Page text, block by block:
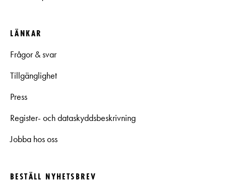
LÄNKAR
Frågor & svar
Tillgänglighet
Press
Register- och dataskyddsbeskrivning
Jobba hos oss
BESTÄLL NYHETSBREV